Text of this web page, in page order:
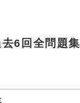
6回全問題集